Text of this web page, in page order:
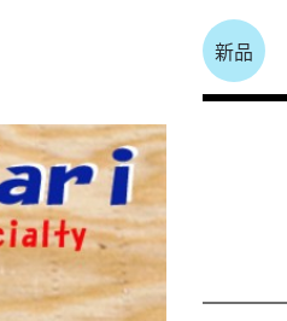
新品